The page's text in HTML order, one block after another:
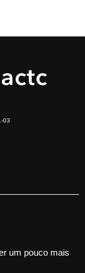
03
um pouco mais